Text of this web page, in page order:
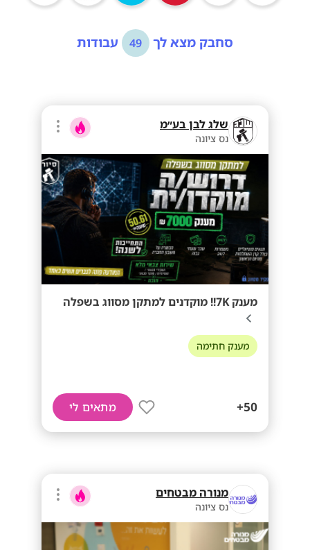
סחבק מצא לך 49 עבודות
שלג לבן בע״מ
נס ציונה
מענק 7K!! מוקדנים למתקן מסווג בשפלה
מענק חתימה
50+ מתאים לי
מנורה מבטחים
נס ציונה